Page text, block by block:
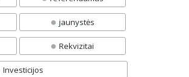
jaunystės
Rekvizitai
Investicijos